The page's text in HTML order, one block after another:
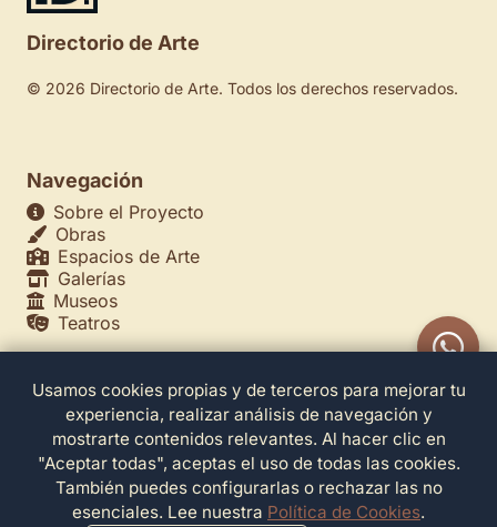
Directorio de Arte
© 2026 Directorio de Arte. Todos los derechos reservados.
Navegación
Sobre el Proyecto
Obras
Espacios de Arte
Galerías
Museos
Teatros
Legales
Política de Privacidad
Política de Cookies
Configuración de Cookies
Términos de Servicio
Contacto
Usamos cookies propias y de terceros para mejorar tu
experiencia, realizar análisis de navegación y
mostrarte contenidos relevantes. Al hacer clic en
"Aceptar todas", aceptas el uso de todas las cookies.
También puedes configurarlas o rechazar las no
esenciales. Lee nuestra Política de Cookies.